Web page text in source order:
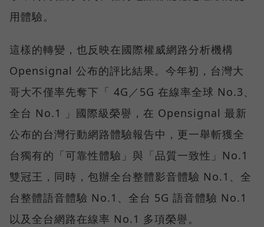
用體驗。
這樣的轉變，也反映在國際權威網路分析機構
Opensignal 公布的評比結果。今年初，台灣大
哥大不僅率先奪下「 4G／5G 在線率全球 No.3、
全台 No.1 」國際級榮譽，在 Opensignal 最新
公布的台灣行動網路體驗報告中，更一舉斬獲全
台獨有的「可靠性體驗」與「品質一致性」No.1
雙冠王，同時，包辦全台整體影音體驗 No.1、全
台整體語音體驗 No.1、全台 5G 語音體驗 No.1
以及全台網路在線率 No.1 多項榮譽。